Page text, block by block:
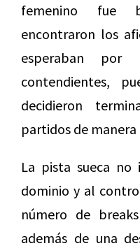
femenino fue
encontraron los
esperaban
contendientes,
decidieron
partidos de
La pista sueca
dominio y al
número de
además de una